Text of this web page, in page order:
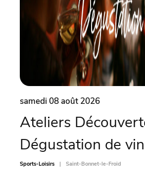
samedi 08 août 2026
Ateliers
Dégustation de
Sports-Loisirs Saint-Bonnet-le-Froid